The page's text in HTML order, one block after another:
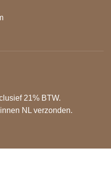
21% BTW.
NL verzonden.